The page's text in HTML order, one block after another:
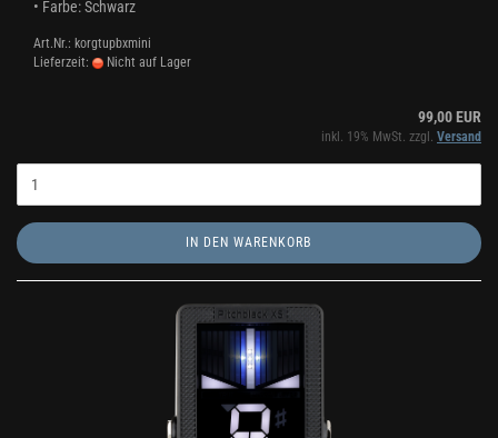
• Farbe: Schwarz
Art.Nr.: korgtupbxmini
Lieferzeit:
Nicht auf Lager
99,00 EUR
inkl. 19% MwSt. zzgl. Versand
IN DEN WARENKORB